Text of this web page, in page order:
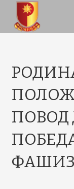
ПОВОД